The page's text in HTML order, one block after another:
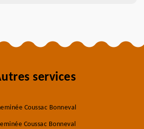
services
Coussac Bonneval
Coussac Bonneval